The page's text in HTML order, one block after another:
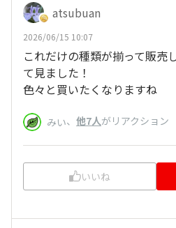
atsubuan
2026/06/15 10:07
これだけの種類が揃って販売
て見ました！
色々と買いたくなりますね
みい、 他7人がリアクション
いいね